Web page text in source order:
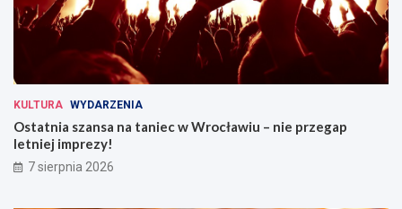
KULTURA WYDARZENIA
Ostatnia szansa na taniec w Wrocławiu – nie przegap
letniej imprezy!
7 sierpnia 2026